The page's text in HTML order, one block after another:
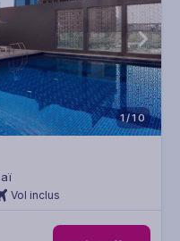
1/10
Vol inclus